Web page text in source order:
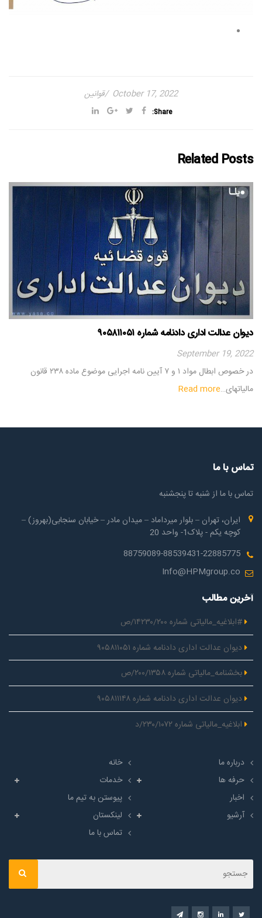
October 17, 2022 قوانین
Share:
Related Posts
دیوان عدالت اداری دادنامه شماره ۹۰۵۸۱۱۰۵۱
September 19, 2022
در خصوص ابطال مواد ۱ و ۷ آیین نامه اجرایی موضوع ماده ۲۳۸ قانون
مالیاتهای…Read more
تماس با ما
تماس با ما از شنبه تا پنجشنبه
ایران، تهران – بلوار میرداماد – میدان مادر – خیابان سنجابی(بهروز) –
کوچه یکم - پلاک1- واحد 20
88759089-88539431-22885775
Info@HPMgroup.co
آخرین مطالب
#ابلاغیه_مالیاتی شماره ۱۴۲۳۰/۲۰۰/ص
دیوان عدالت اداری دادنامه شماره ۹۰۵۸۱۱۰۵۱
بخشنامه_مالیاتی شماره ۲۰۰/۱۳۵۸/ص
دیوان عدالت اداری دادنامه شماره ۹۰۵۸۱۱۱۴۸
ابلاغیه_مالیاتی شماره ۲۳۰/۱۰۷۲/د
خانه
درباره ما
خدمات
حرفه ها
پیوستن به تیم ما
اخبار
لینکستان
آرشیو
تماس با ما